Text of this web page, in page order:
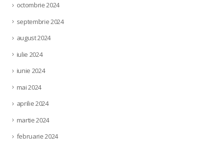
octombrie 2024
septembrie 2024
august 2024
iulie 2024
iunie 2024
mai 2024
aprilie 2024
martie 2024
februarie 2024